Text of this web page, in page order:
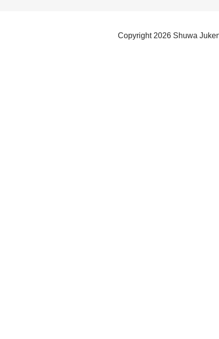
Copyright 2026 Shuwa